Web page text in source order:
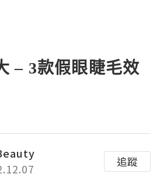
– 3款假眼睫毛效
追蹤